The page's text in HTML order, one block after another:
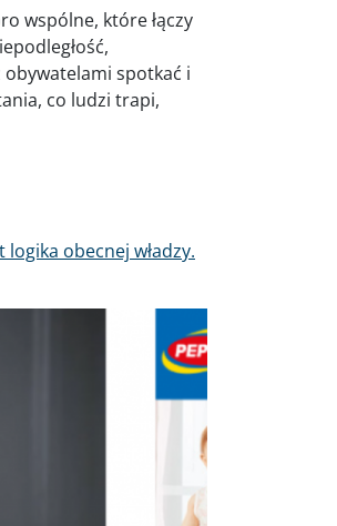
wspólne, które łączy
obywatelami spotkać i
co ludzi trapi,
obecnej władzy.